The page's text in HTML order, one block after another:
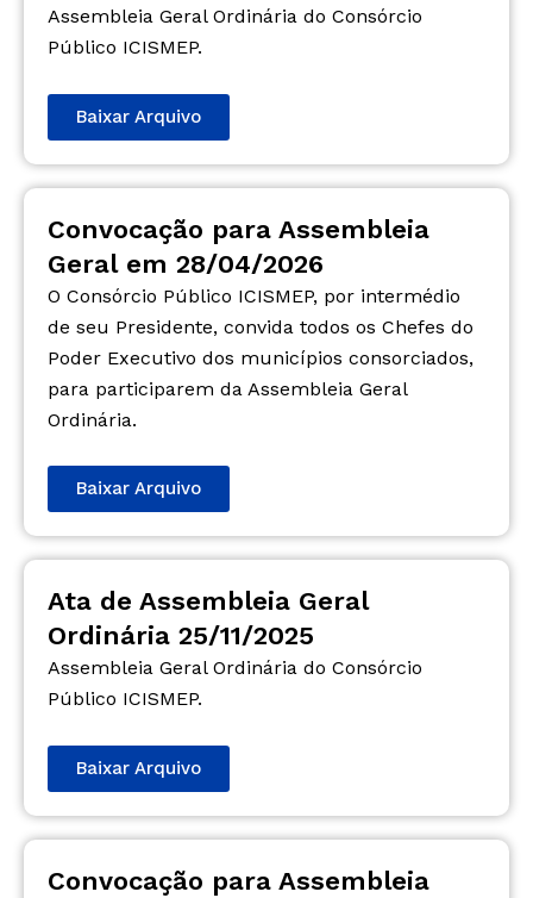
Assembleia Geral Ordinária do Consórcio
Público ICISMEP.
Baixar Arquivo
Convocação para Assembleia
Geral em 28/04/2026
O Consórcio Público ICISMEP, por intermédio
de seu Presidente, convida todos os Chefes do
Poder Executivo dos municípios consorciados,
para participarem da Assembleia Geral
Ordinária.
Baixar Arquivo
Ata de Assembleia Geral
Ordinária 25/11/2025
Assembleia Geral Ordinária do Consórcio
Público ICISMEP.
Baixar Arquivo
Convocação para Assembleia